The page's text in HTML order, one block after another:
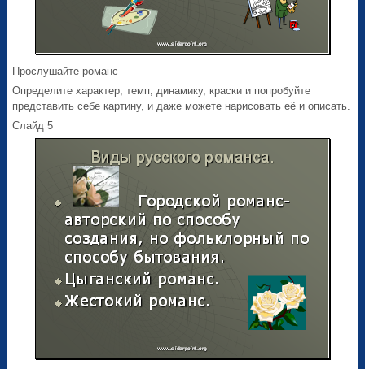
Прослушайте романс
Определите характер, темп, динамику, краски и попробуйте
представить себе картину, и даже можете нарисовать её и описать.
Слайд 5